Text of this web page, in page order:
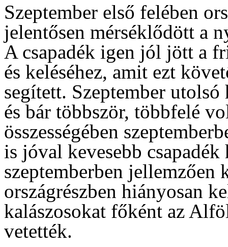
Szeptember első felében
jelentősen mérséklődött a
A csapadék igen jól jött a
és keléséhez, amit ezt
segített. Szeptember
és bár többször, többfelé
összességében
is jóval kevesebb
szeptemberben jellemzően
országrészben hiányosan
kalászosokat főként az
vetették.